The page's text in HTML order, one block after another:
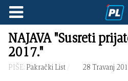
NAJAVA "Susreti
2017."
PIŠE: Pakrački List 28 Travanj